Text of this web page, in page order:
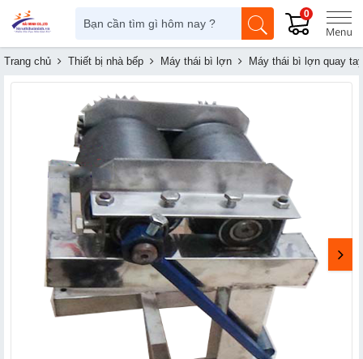
0
Trang chủ Thiết bị nhà bếp Máy thái bì lợn Máy thái bì lợn quay